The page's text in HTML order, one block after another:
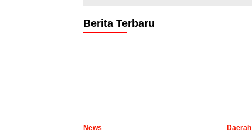
Berita Terbaru
News Daerah